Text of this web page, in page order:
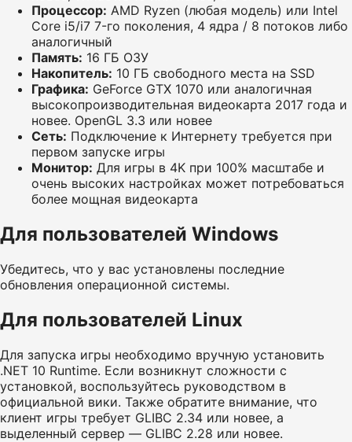
Процессор: AMD Ryzen (любая модель) или Intel
Core i5/i7 7-го поколения, 4 ядра / 8 потоков либо
аналогичный
Память: 16 ГБ ОЗУ
Накопитель: 10 ГБ свободного места на SSD
Графика: GeForce GTX 1070 или аналогичная
высокопроизводительная видеокарта 2017 года и
новее. OpenGL 3.3 или новее
Сеть: Подключение к Интернету требуется при
первом запуске игры
Монитор: Для игры в 4K при 100% масштабе и
очень высоких настройках может потребоваться
более мощная видеокарта
Для пользователей Windows
Убедитесь, что у вас установлены последние
обновления операционной системы.
Для пользователей Linux
Для запуска игры необходимо вручную установить
.NET 10 Runtime. Если возникнут сложности с
установкой, воспользуйтесь руководством в
официальной вики. Также обратите внимание, что
клиент игры требует GLIBC 2.34 или новее, а
выделенный сервер — GLIBC 2.28 или новее.